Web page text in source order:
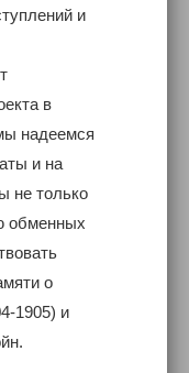
и
в
надеемся
и на
не только
обменных
о
1905) и